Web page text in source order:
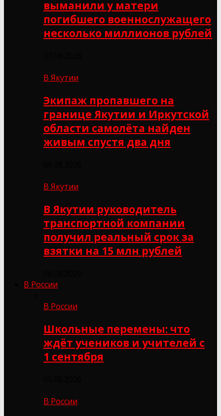
выманили у матери
погибшего военнослужащего
несколько миллионов рублей
В Якутии
Экипаж пропавшего на
границе Якутии и Иркутской
области самолёта найден
живым спустя два дня
В Якутии
В Якутии руководитель
транспортной компании
получил реальный срок за
взятки на 15 млн рублей
В России
В России
Школьные перемены: что
ждёт учеников и учителей с
1 сентября
В России